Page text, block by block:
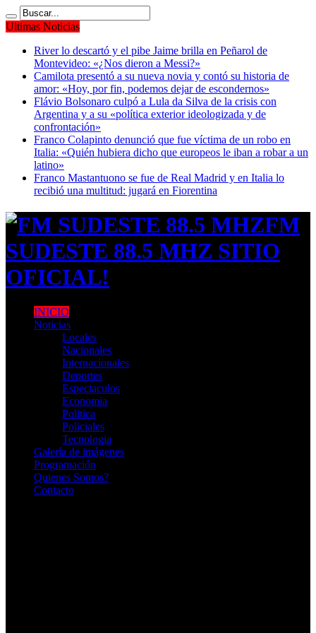
Ultimas Noticias
River lo descartó y el pibe Jaime brilla en Peñarol de
Montevideo: «¿Nos dieron a Messi?»
Camilota presentó a su nueva novia y contó su historia de
amor: «Hoy, por fin, podemos dejar de escondernos»
Flávio Bolsonaro culpó a Lula da Silva de la crisis con
Argentina y a su «política exterior ideologizada y de
confrontación»
Franco Colapinto denunció que fue víctima de un robo en
Italia: «Quién hubiera dicho que europeos le iban a robar a un
latino»
Franco Mastantuono se fue de Real Madrid y en Italia lo
recibió una multitud: jugará en Fiorentina
FM
SUDESTE 88.5 MHZ SITIO
OFICIAL!
INICIO
Noticias
Locales
Nacionales
Internacionales
Deportes
Espectaculos
Economia
Politica
Policiales
Tecnologia
Galería de imágenes
Programación
Quienes Somos?
Contacto